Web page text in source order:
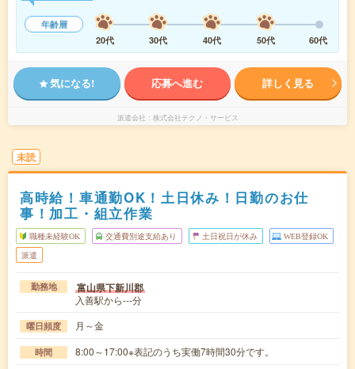
年齢層
20代
30代 40代 50代 60代
気になる! 応募へ進む 詳しく見る
派遣会社 株式会社テクノ・サービス
未読
高時給！車通勤OK！土日休み！日勤のお仕
事！加工・組立作業
職種未経験OK 交通費別途支給あり 土日祝日が休み WEB登録OK
派遣
勤務地 富山県下新川郡
入善駅から---分
曜日頻度 月～金
時間 8:00～17:00※表記のうち実働7時間30分です。